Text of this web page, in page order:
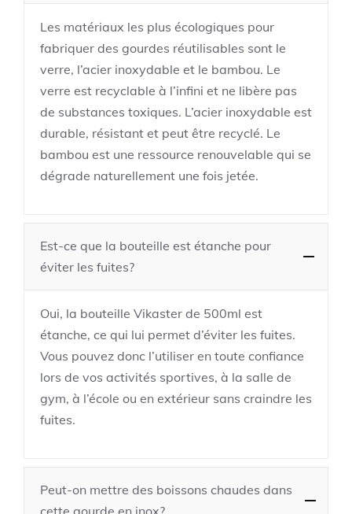
Les matériaux les plus écologiques pour
fabriquer des gourdes réutilisables sont le
verre, l’acier inoxydable et le bambou. Le
verre est recyclable à l’infini et ne libère pas
de substances toxiques. L’acier inoxydable est
durable, résistant et peut être recyclé. Le
bambou est une ressource renouvelable qui se
dégrade naturellement une fois jetée.
Est-ce que la bouteille est étanche pour
éviter les fuites?
Oui, la bouteille Vikaster de 500ml est
étanche, ce qui lui permet d’éviter les fuites.
Vous pouvez donc l’utiliser en toute confiance
lors de vos activités sportives, à la salle de
gym, à l’école ou en extérieur sans craindre les
fuites.
Peut-on mettre des boissons chaudes dans
cette gourde en inox?